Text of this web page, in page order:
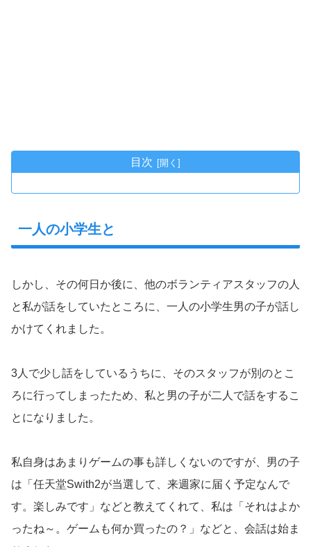
目次
一人の小学生と
しかし、その何日か後に、他のボランティアスタッフの人
と私が話をしていたところに、一人の小学生男の子が話し
かけてくれました。
3人で少し話をしているうちに、そのスタッフが別のとこ
ろに行ってしまったため、私と男の子が二人で話をするこ
とになりました。
私自身はあまりゲームの事も詳しくないのですが、男の子
は「任天堂Swith2が当選して、来週家に届く予定なんで
す。楽しみです」などと教えてくれて、私は「それはよか
ったね～。ゲームも何か買ったの？」などと、会話は始ま